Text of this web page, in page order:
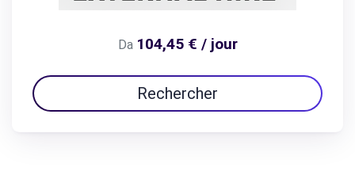
Da 104,45 € / jour
Rechercher